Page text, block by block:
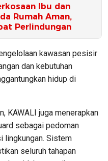
Ibu dan
Rumah Aman,
Perlindungan
kawasan pesisir
dan kebutuhan
hidup di
KAWALI juga menerapkan
sebagai pedoman
lingkungan. Sistem
seluruh tahapan